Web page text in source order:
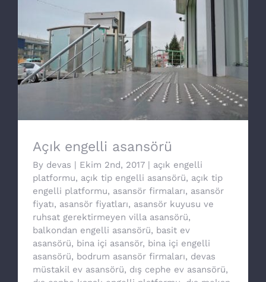
Açık engelli asansörü
Açık engelli asansörü
By devas | Ekim 2nd, 2017 | açık engelli
platformu, açık tip engelli asansörü, açık tip
engelli platformu, asansör firmaları, asansör
fiyatı, asansör fiyatları, asansör kuyusu ve
ruhsat gerektirmeyen villa asansörü,
balkondan engelli asansörü, basit ev
asansörü, bina içi asansör, bina içi engelli
asansörü, bodrum asansör firmaları, devas
müstakil ev asansörü, dış cephe ev asansörü,